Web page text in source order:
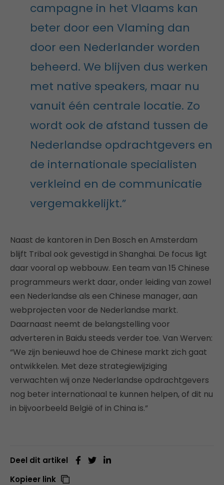
campagne in het Vlaams kan
beter door een Vlaming dan
door een Nederlander worden
beheerd. We blijven dus werken
met native speakers, maar nu
vanuit één centrale locatie. Zo
wordt ook de afstand tussen de
Nederlandse opdrachtgevers en
de internationale specialisten
verkleind en de communicatie
vergemakkelijkt.”
Naast de kantoren in Den Bosch en Amsterdam
blijft Tribal ook gevestigd in Shanghai. De focus ligt
daar vooral op webbouw. Een team van 15 Chinese
programmeurs werkt daar, onder leiding van zowel
een Nederlandse als een Chinese manager, aan
webprojecten voor de Nederlandse markt.
Daarnaast neemt de belangstelling voor
adverteren in Baidu steeds verder toe. Van Werven:
“We zijn benieuwd hoe de Chinese markt zich gaat
ontwikkelen. Met deze strategiewijziging
verwachten wij onze Nederlandse opdrachtgevers
nog beter internationaal te kunnen helpen, of dit nu
in bijvoorbeeld België of in China is.”
Deel dit artikel
Kopieer link